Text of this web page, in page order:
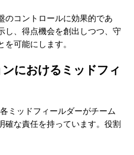
のコントロールに効果的であ
し、得点機会を創出しつつ、守
可能にします。
におけるミッドフィ
ミッドフィールダーがチーム
確な責任を持っています。役割